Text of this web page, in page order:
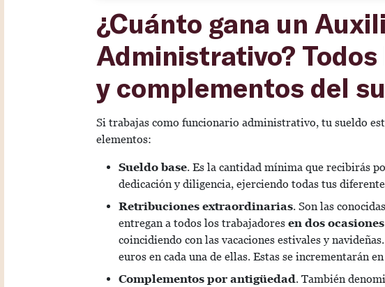
¿Cuánto gana un
Administrativo?
y complementos del
Si trabajas como funcionario administrativo, tu sueldo
elementos:
Sueldo base. Es la cantidad mínima que recibirás
dedicación y diligencia, ejerciendo todas tus
Retribuciones extraordinarias. Son las
entregan a todos los trabajadores en dos
coincidiendo con las vacaciones estivales y
euros en cada una de ellas. Estas se incrementarán
Complementos por antigüedad. También